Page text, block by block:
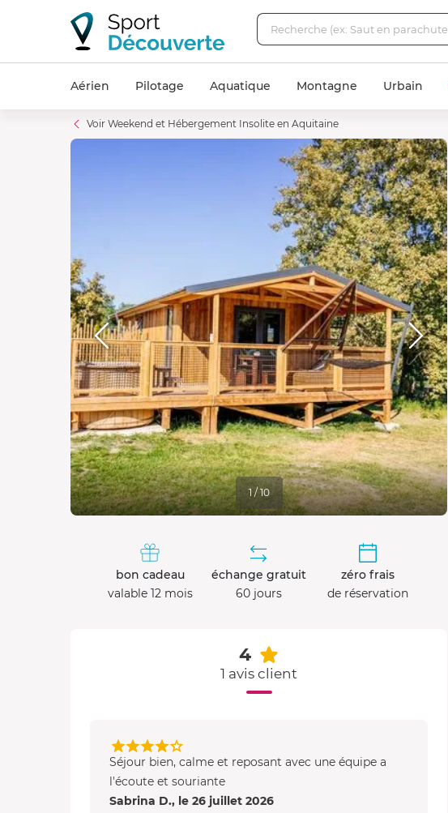
Aérien Pilotage Aquatique Montagne Urbain
Voir Weekend et Hébergement Insolite en Aquitaine
1 / 10
bon cadeau
valable 12 mois
échange gratuit
60 jours
zéro frais
de réservation
4
1 avis client
Séjour bien, calme et reposant avec une équipe a
l'écoute et souriante
Sabrina D., le 26 juillet 2026